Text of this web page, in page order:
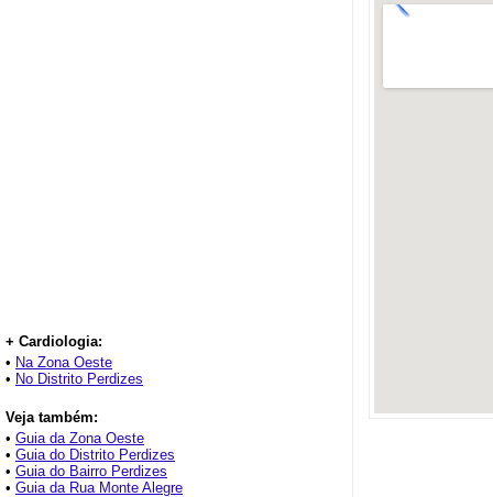
+ Cardiologia:
• Na Zona Oeste
• No Distrito Perdizes
Veja também:
• Guia da Zona Oeste
• Guia do Distrito Perdizes
• Guia do Bairro Perdizes
• Guia da Rua Monte Alegre